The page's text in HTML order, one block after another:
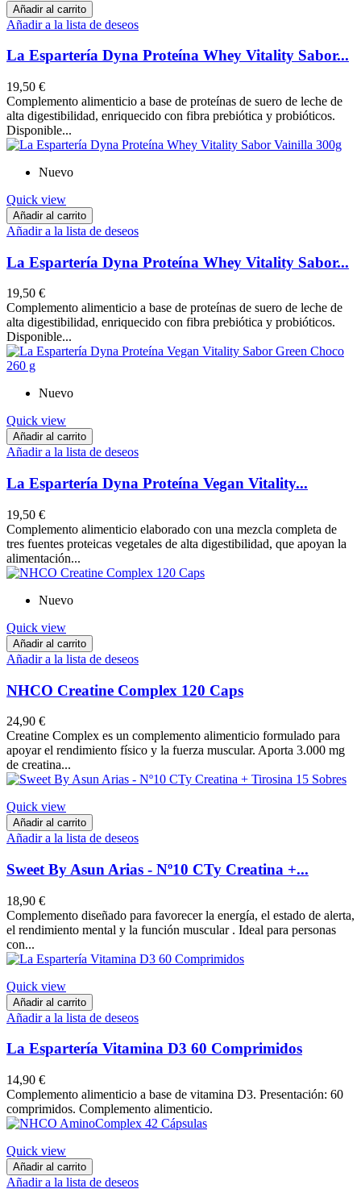
Añadir al carrito
Añadir a la lista de deseos
La Espartería Dyna Proteína Whey Vitality Sabor...
19,50 €
Complemento alimenticio a base de proteínas de suero de leche de
alta digestibilidad, enriquecido con fibra prebiótica y probióticos.
Disponible...
Nuevo
Quick view
Añadir al carrito
Añadir a la lista de deseos
La Espartería Dyna Proteína Whey Vitality Sabor...
19,50 €
Complemento alimenticio a base de proteínas de suero de leche de
alta digestibilidad, enriquecido con fibra prebiótica y probióticos.
Disponible...
Nuevo
Quick view
Añadir al carrito
Añadir a la lista de deseos
La Espartería Dyna Proteína Vegan Vitality...
19,50 €
Complemento alimenticio elaborado con una mezcla completa de
tres fuentes proteicas vegetales de alta digestibilidad, que apoyan la
alimentación...
Nuevo
Quick view
Añadir al carrito
Añadir a la lista de deseos
NHCO Creatine Complex 120 Caps
24,90 €
Creatine Complex es un complemento alimenticio formulado para
apoyar el rendimiento físico y la fuerza muscular. Aporta 3.000 mg
de creatina...
Quick view
Añadir al carrito
Añadir a la lista de deseos
Sweet By Asun Arias - Nº10 CTy Creatina +...
18,90 €
Complemento diseñado para favorecer la energía, el estado de alerta,
el rendimiento mental y la función muscular . Ideal para personas
con...
Quick view
Añadir al carrito
Añadir a la lista de deseos
La Espartería Vitamina D3 60 Comprimidos
14,90 €
Complemento alimenticio a base de vitamina D3. Presentación: 60
comprimidos. Complemento alimenticio.
Quick view
Añadir al carrito
Añadir a la lista de deseos